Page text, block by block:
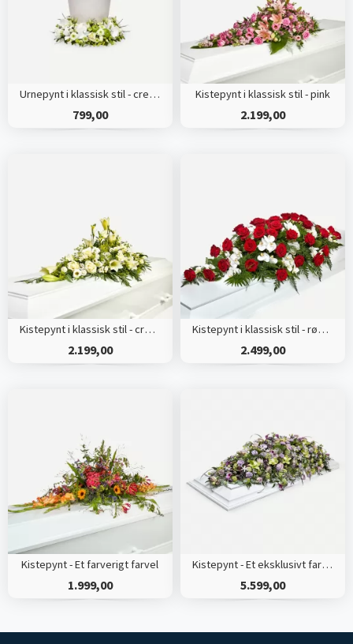
Urnepynt i klassisk stil - creme
799,00
Kistepynt i klassisk stil - pink
2.199,00
Kistepynt i klassisk stil - creme
2.199,00
Kistepynt i klassisk stil - rød og hvid
2.499,00
Kistepynt - Et farverigt farvel
1.999,00
Kistepynt - Et eksklusivt farvel
5.599,00